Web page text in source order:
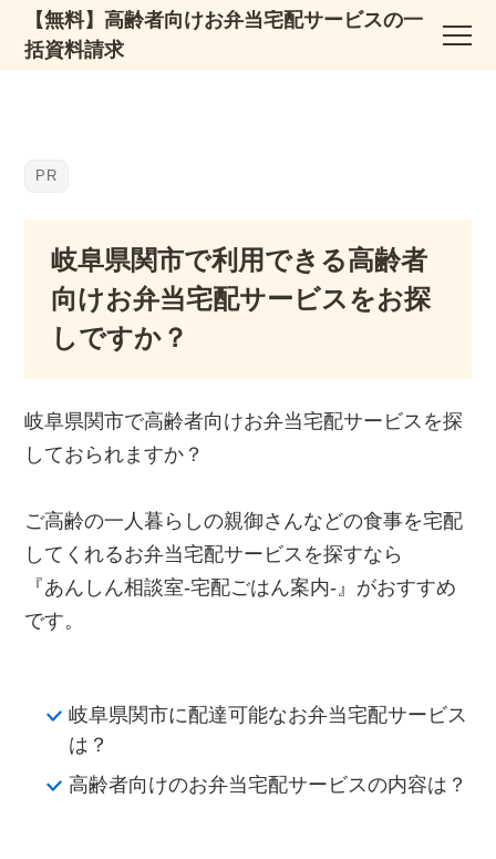
【無料】高齢者向けお弁当宅配サービスの一
括資料請求
岐阜県関市で利用できる高齢者
向けお弁当宅配サービスをお探
しですか？
岐阜県関市で高齢者向けお弁当宅配サービスを探
しておられますか？
ご高齢の一人暮らしの親御さんなどの食事を宅配
してくれるお弁当宅配サービスを探すなら
『あんしん相談室‐宅配ごはん案内‐』がおすすめ
です。
岐阜県関市に配達可能なお弁当宅配サービス
は？
高齢者向けのお弁当宅配サービスの内容は？